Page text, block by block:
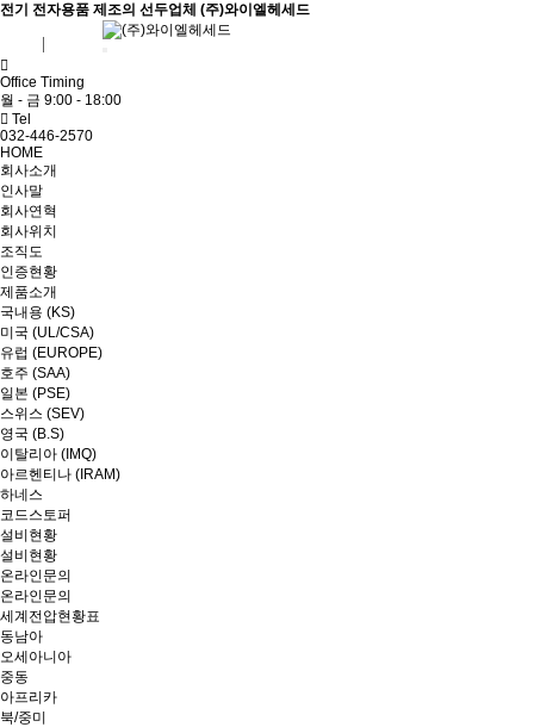
전기 전자용품 제조의 선두업체 (주)와이엘헤세드
Office Timing
월 - 금 9:00 - 18:00
Tel
032-446-2570
HOME
회사소개
인사말
회사연혁
회사위치
조직도
인증현황
제품소개
국내용 (KS)
미국 (UL/CSA)
유럽 (EUROPE)
호주 (SAA)
일본 (PSE)
스위스 (SEV)
영국 (B.S)
이탈리아 (IMQ)
아르헨티나 (IRAM)
하네스
코드스토퍼
설비현황
설비현황
온라인문의
온라인문의
세계전압현황표
동남아
오세아니아
중동
아프리카
북/중미